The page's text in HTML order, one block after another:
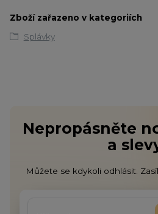
Zboží zařazeno v kategoriích
Splávky
Nepropásněte
a
Můžete se kdykoli odhlásit.